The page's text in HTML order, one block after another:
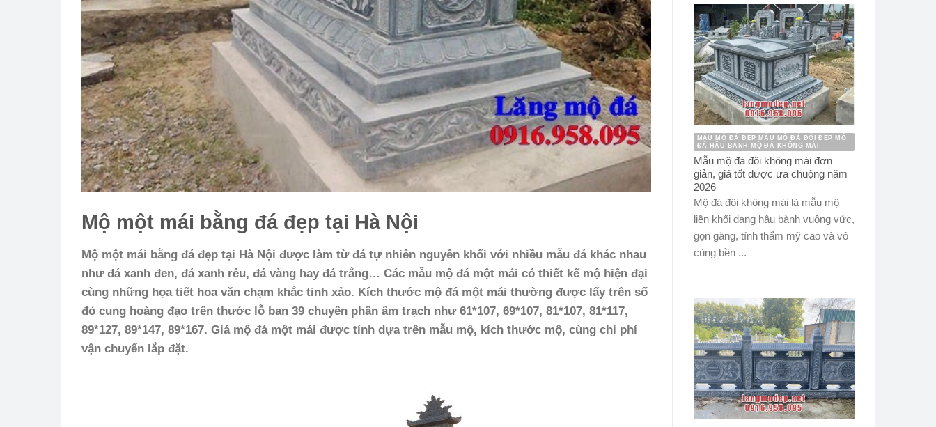
Mộ một mái bằng đá đẹp tại Hà Nội
Mộ một mái bằng đá đẹp tại Hà Nội được làm từ đá tự nhiên nguyên khối với nhiều mẫu đá khác nhau
như đá xanh đen, đá xanh rêu, đá vàng hay đá trắng… Các mẫu mộ đá một mái có thiết kế mộ hiện đại
cùng những họa tiết hoa văn chạm khắc tinh xảo. Kích thước mộ đá một mái thường được lấy trên số
đỏ cung hoàng đạo trên thước lỗ ban 39 chuyên phần âm trạch như 61*107, 69*107, 81*107, 81*117,
89*127, 89*147, 89*167. Giá mộ đá một mái được tính dựa trên mẫu mộ, kích thước mộ, cùng chi phí
vận chuyển lắp đặt.
MẪU MỘ ĐÁ ĐẸP MẪU MỘ ĐÁ ĐÔI ĐẸP MỘ
ĐÁ HẬU BÀNH MỘ ĐÁ KHÔNG MÁI
Mẫu mộ đá đôi không mái đơn
giản, giá tốt được ưa chuộng năm
2026
Mộ đá đôi không mái là mẫu mộ
liền khối dạng hậu bành vuông vức,
gọn gàng, tính thẩm mỹ cao và vô
cùng bền ...